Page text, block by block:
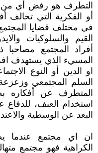
التطرف هو رفض أي من
أو الفكرية التي
في مختلف قضايا
القيم والسلوكيات
أفراد المجتمع مصاحبا
المسيء الذي يستهدف
او الدين أو النوع
السلم المجتمعي وزعزعة
المتطرف عن أفكاره
استخدام العنف، للدفاع
البعد عن الوسطية
ان اي مجتمع عندما
الكراهية فهو مجتمع